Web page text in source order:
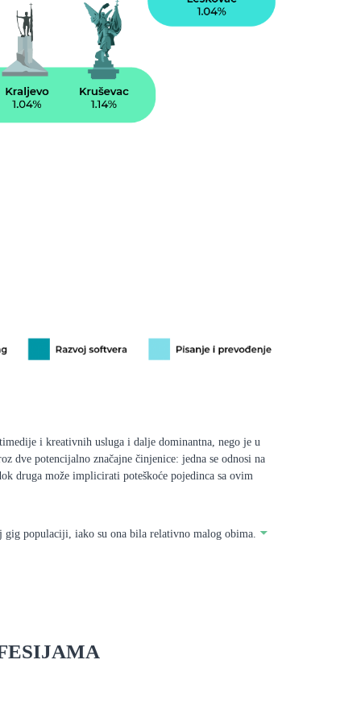
i kreativnih usluga i dalje dominantna, nego je u
potencijalno značajne činjenice: jedna se odnosi na
druga može implicirati poteškoće pojedinca sa ovim
populaciji, iako su ona bila relativno malog obima.